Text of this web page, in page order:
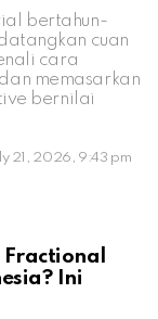
bertahun-
cuan
cara
memasarkan
bernilai
21, 2026, 9:43 pm
Ini